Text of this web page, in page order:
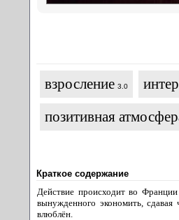
взросление 3.0
позитивная
Краткое содержание
Действие происходит во
вынужденного экономить,
влюблён.